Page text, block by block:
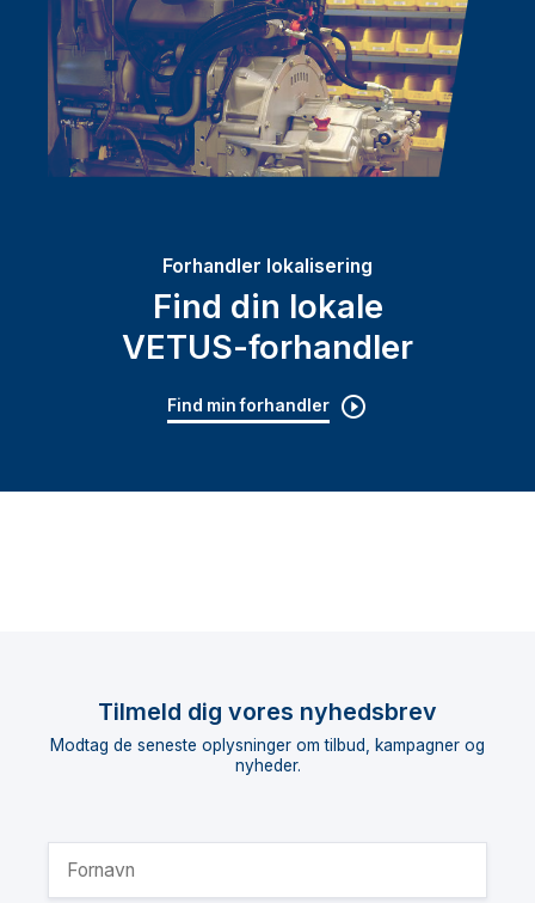
Forhandler lokalisering
Find din lokale
VETUS-forhandler
Find min forhandler
Tilmeld dig vores nyhedsbrev
Modtag de seneste oplysninger om tilbud, kampagner og
nyheder.